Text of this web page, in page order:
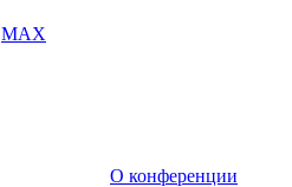
МАХ
О конференции